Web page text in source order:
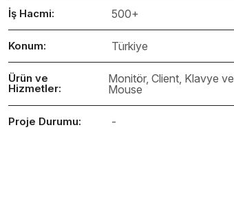
İş Hacmi: 500+
Konum: Türkiye
Ürün ve
Hizmetler:
Monitör, Client, Klavye ve
Mouse
Proje Durumu: -